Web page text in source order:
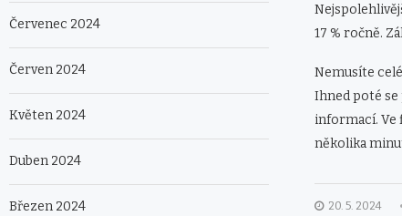
17 % ročně.
Nemusíte
Ihned poté se
informací. Ve
několika
20. 5. 2024
Červenec 2024
Červen 2024
Květen 2024
Duben 2024
Březen 2024